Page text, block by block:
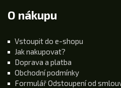
O nákupu
Vstoupit do e-shopu
Jak nakupovat?
Doprava a platba
Obchodní podmínky
Formulář Odstoupení od